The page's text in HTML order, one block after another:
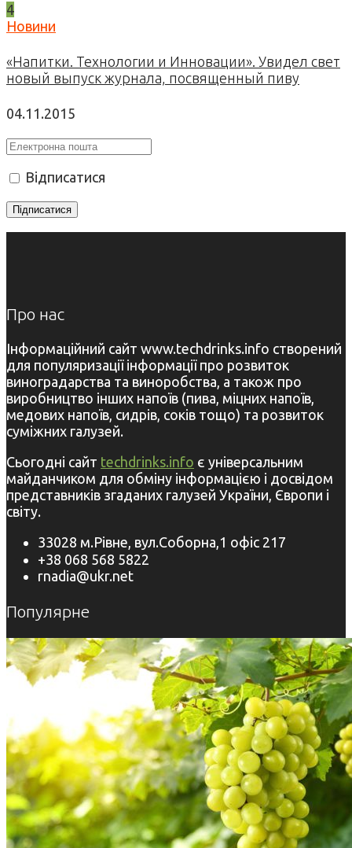
4
Новини
«Напитки. Технологии и Инновации». Увидел свет
новый выпуск журнала, посвященный пиву
04.11.2015
Відписатися
Про нас
Інформаційний сайт www.techdrinks.info створений
для популяризації інформації про розвиток
виноградарства та виноробства, а також про
виробництво інших напоїв (пива, міцних напоїв,
медових напоїв, сидрів, соків тощо) та розвиток
суміжних галузей.
Сьогодні сайт techdrinks.info є універсальним
майданчиком для обміну інформацією і досвідом
представників згаданих галузей України, Європи і
світу.
33028 м.Рівне, вул.Соборна,1 офіс 217
+38 068 568 5822
rnadia@ukr.net
Популярне